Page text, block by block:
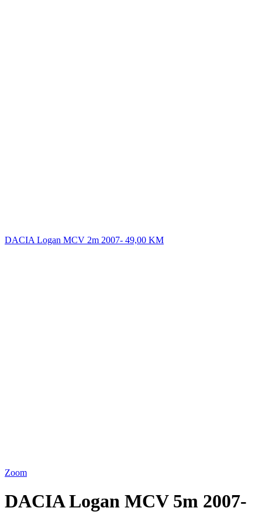
DACIA Logan MCV 2m 2007- 49,00 KM
Zoom
DACIA Logan MCV 5m 2007-